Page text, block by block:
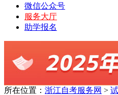
微信公众号
服务大厅
助学报名
所在位置： 浙江自考服务网 >